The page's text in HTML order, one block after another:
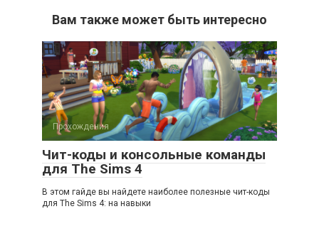
Вам также может быть интересно
Прохождения
Чит-коды и консольные команды
для The Sims 4
В этом гайде вы найдете наиболее полезные чит-коды
для The Sims 4: на навыки